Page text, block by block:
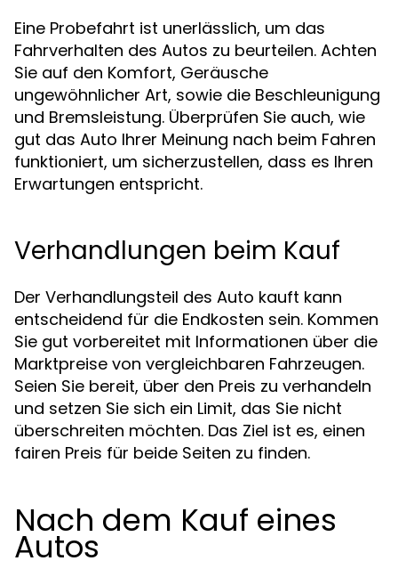
Eine Probefahrt ist unerlässlich, um das
Fahrverhalten des Autos zu beurteilen. Achten
Sie auf den Komfort, Geräusche
ungewöhnlicher Art, sowie die Beschleunigung
und Bremsleistung. Überprüfen Sie auch, wie
gut das Auto Ihrer Meinung nach beim Fahren
funktioniert, um sicherzustellen, dass es Ihren
Erwartungen entspricht.
Verhandlungen beim Kauf
Der Verhandlungsteil des Auto kauft kann
entscheidend für die Endkosten sein. Kommen
Sie gut vorbereitet mit Informationen über die
Marktpreise von vergleichbaren Fahrzeugen.
Seien Sie bereit, über den Preis zu verhandeln
und setzen Sie sich ein Limit, das Sie nicht
überschreiten möchten. Das Ziel ist es, einen
fairen Preis für beide Seiten zu finden.
Nach dem Kauf eines
Autos